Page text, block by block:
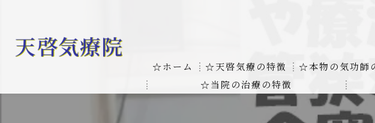
☆ホーム ☆天啓気療の特徴
お客様の質問に対する回答
☆本物の気功師
クンダリニーの
☆当院の治療の特徴